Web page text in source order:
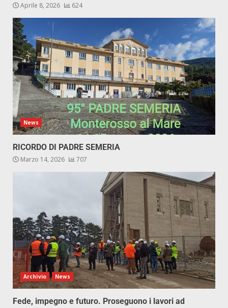
Aprile 8, 2026 624
News
RICORDO DI PADRE SEMERIA
Marzo 14, 2026 707
Archivio News
Fede, impegno e futuro. Proseguono i lavori ad